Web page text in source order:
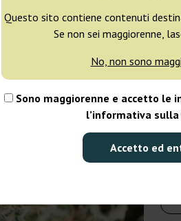
Questo sito contiene contenuti
Se non sei maggiorenne,
No, non sono
Sono maggiorenne e accetto le
l’informativa sulla
Accetto ed